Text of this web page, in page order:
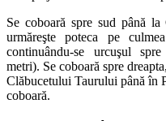
Se coboară spre sud până
urmăreşte poteca pe
continuându-se urcuşul
metri). Se coboară spre
Clăbucetului Taurului până în
coboară.